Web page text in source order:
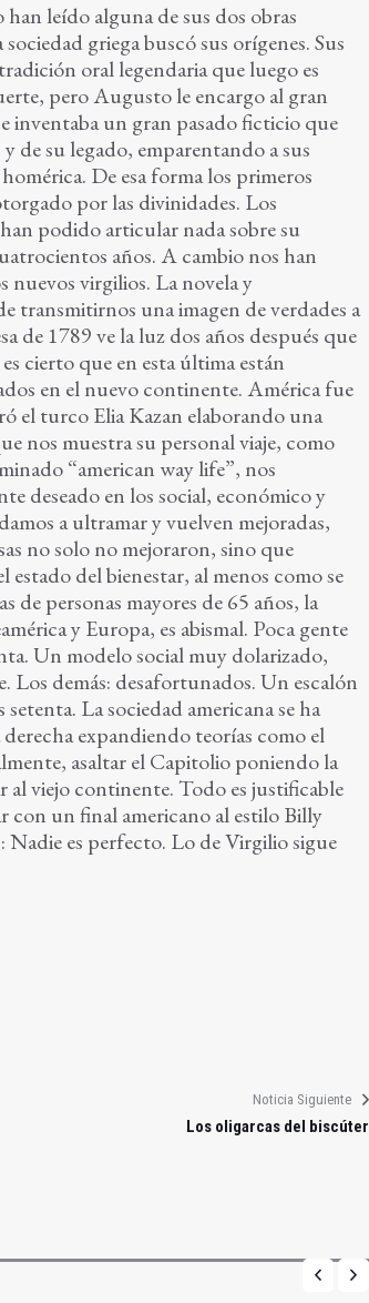
leído alguna de sus dos obras
griega buscó sus orígenes. Sus
oral legendaria que luego es
pero Augusto le encargo al gran
inventaba un gran pasado ficticio que
de su legado, emparentando a sus
De esa forma los primeros
por las divinidades. Los
podido articular nada sobre su
años. A cambio nos han
virgilios. La novela y
transmitirnos una imagen de verdades a
de 1789 ve la luz dos años después que
cierto que en esta última están
en el nuevo continente. América fue
el turco Elia Kazan elaborando una
nos muestra su personal viaje, como
“american way life”, nos
deseado en los social, económico y
a ultramar y vuelven mejoradas,
no solo no mejoraron, sino que
del bienestar, al menos como se
de personas mayores de 65 años, la
y Europa, es abismal. Poca gente
Un modelo social muy dolarizado,
Los demás: desafortunados. Un escalón
La sociedad americana se ha
expandiendo teorías como el
asaltar el Capitolio poniendo la
viejo continente. Todo es justificable
con un final americano al estilo Billy
es perfecto. Lo de Virgilio sigue
Noticia Siguiente
Los oligarcas del biscúter